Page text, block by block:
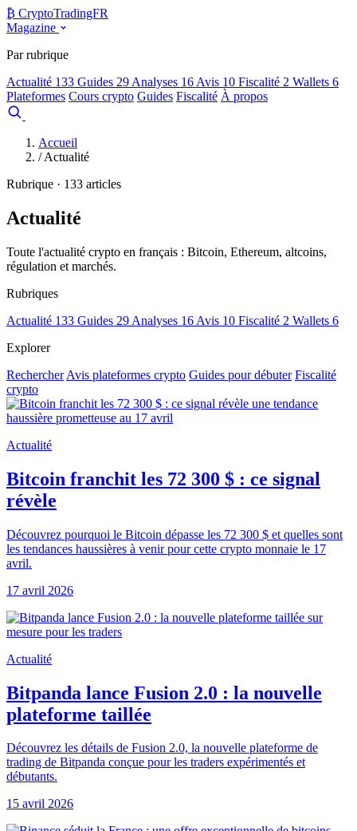
₿ CryptoTradingFR
Magazine
Par rubrique
Actualité 133 Guides 29 Analyses 16 Avis 10 Fiscalité 2 Wallets 6
Plateformes Cours crypto Guides Fiscalité À propos
Accueil
/ Actualité
Rubrique · 133 articles
Actualité
Toute l'actualité crypto en français : Bitcoin, Ethereum, altcoins,
régulation et marchés.
Rubriques
Actualité 133 Guides 29 Analyses 16 Avis 10 Fiscalité 2 Wallets 6
Explorer
Rechercher Avis plateformes crypto Guides pour débuter Fiscalité
crypto
Actualité
Bitcoin franchit les 72 300 $ : ce signal
révèle
Découvrez pourquoi le Bitcoin dépasse les 72 300 $ et quelles sont
les tendances haussières à venir pour cette crypto monnaie le 17
avril.
17 avril 2026
Actualité
Bitpanda lance Fusion 2.0 : la nouvelle
plateforme taillée
Découvrez les détails de Fusion 2.0, la nouvelle plateforme de
trading de Bitpanda conçue pour les traders expérimentés et
débutants.
15 avril 2026